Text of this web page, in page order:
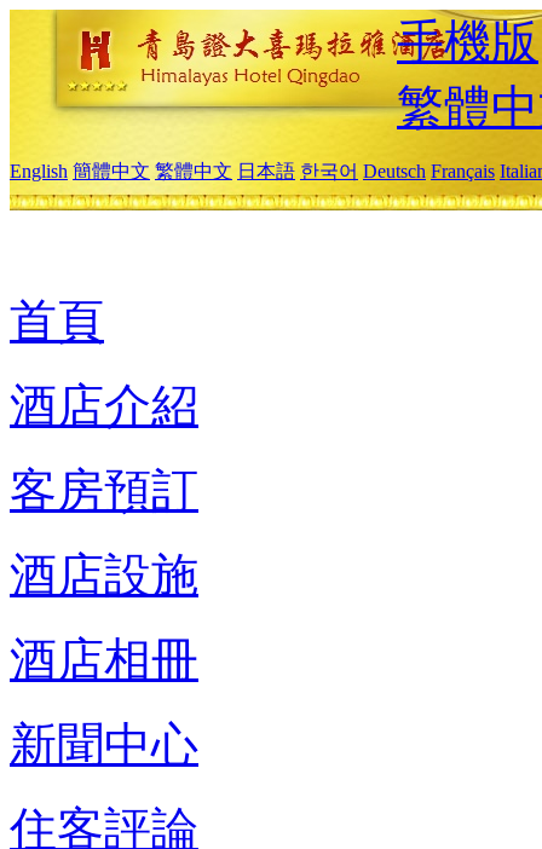
手機版
繁體
English 簡體中文 繁體中文 日本語 한국어 Deutsch Français
首頁
酒店介紹
客房預訂
酒店設施
酒店相冊
新聞中心
住客評論